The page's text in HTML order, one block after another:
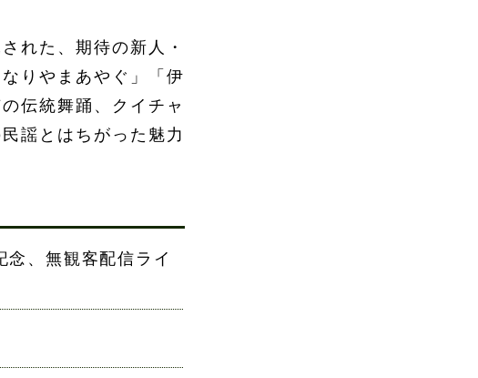
れた、期待の新人・
りやまあやぐ」「伊
伝統舞踊、クイチャ
謡とはちがった魅力
、無観客配信ライ